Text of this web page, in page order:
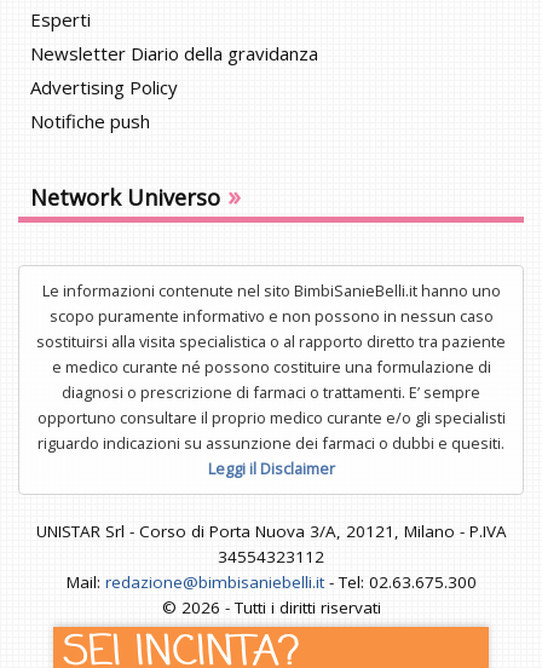
Esperti
Newsletter Diario della gravidanza
Advertising Policy
Notifiche push
Network Universo »
Le informazioni contenute nel sito BimbiSanieBelli.it hanno uno
scopo puramente informativo e non possono in nessun caso
sostituirsi alla visita specialistica o al rapporto diretto tra paziente
e medico curante né possono costituire una formulazione di
diagnosi o prescrizione di farmaci o trattamenti. E’ sempre
opportuno consultare il proprio medico curante e/o gli specialisti
riguardo indicazioni su assunzione dei farmaci o dubbi e quesiti.
Leggi il Disclaimer
UNISTAR Srl - Corso di Porta Nuova 3/A, 20121, Milano - P.IVA
34554323112
Mail: redazione@bimbisaniebelli.it- Tel: 02.63.675.300
© 2026 - Tutti i diritti riservati